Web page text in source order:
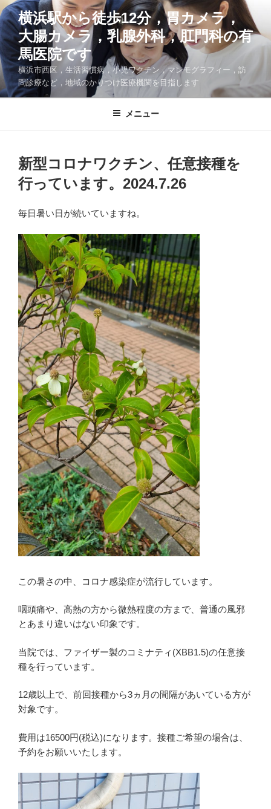
コ
ン
テ
ツ
へ
ス
横浜駅から徒歩12分，胃カメラ，
大腸カメラ，乳腺外科，肛門科の有
馬医院です
横浜市西区，生活習慣病，小児ワクチン，マンモグラフィー，訪
問診療など，地域のかりつけ医療機関を目指します
メニュー
新型コロナワクチン、任意接種を
行っています。2024.7.26
毎日暑い日が続いていますね。
この暑さの中、コロナ感染症が流行しています。
咽頭痛や、高熱の方から微熱程度の方まで、普通の風邪
とあまり違いはない印象です。
当院では、ファイザー製のコミナティ(XBB1.5)の任意接
種を行っています。
12歳以上で、前回接種から3ヵ月の間隔があいている方が
対象です。
費用は16500円(税込)になります。接種ご希望の場合は、
予約をお願いいたします。